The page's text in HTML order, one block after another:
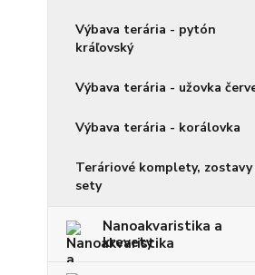
Výbava terária - pytón
kráľovský
Výbava terária - užovka
Výbava terária - korálovka
Teráriové komplety, zostavy
sety
Nanoakvaristika a
krevety